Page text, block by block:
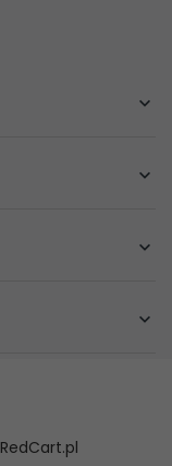
RedCart.pl